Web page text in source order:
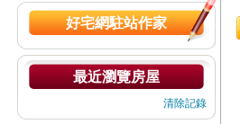
好宅網駐站作家
最近瀏覽房屋
清除記錄